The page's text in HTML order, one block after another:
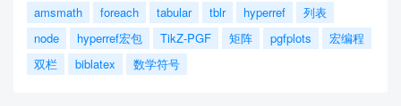
amsmath
foreach tabular tblr hyperref
列表
node
hyperref宏包 TikZ-PGF 矩阵 pgfplots
宏编程
双栏
biblatex 数学符号